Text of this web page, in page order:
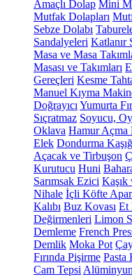
Amaçlı Dolap Mini
Mutfak Dolapları
Sebze Dolabı
Sandalyeleri Katlanır
Masa ve Masa
Masası ve Takımları
Gereçleri Kesme
Manuel Kıyma
Doğrayıcı Yumurta
Sıçratmaz Soyucu,
Oklava Hamur Açma
Elek Dondurma
Açacak ve Tirbuşon
Kurutucu Huni
Sarımsak Ezici Kaşık
Nihale İçli Köfte
Kalıbı Buz Kovası Et
Değirmenleri Limon
Demleme French
Demlik Moka Pot
Fırında Pişirme Pasta
Cam Tepsi